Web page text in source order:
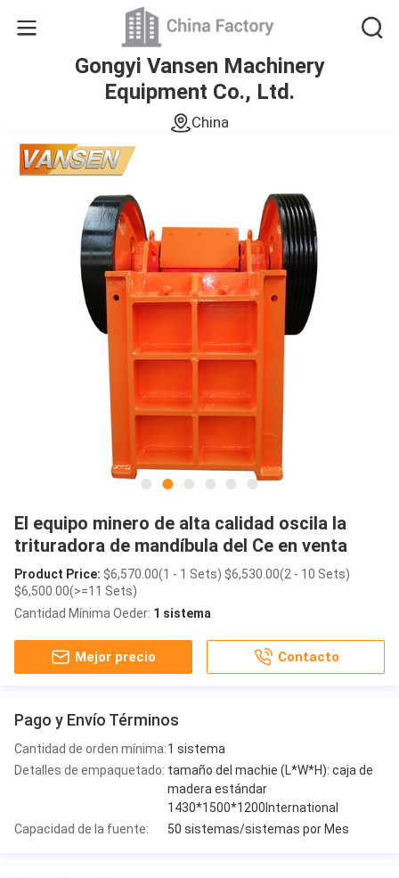
Gongyi Vansen Machinery
Equipment Co., Ltd.
China
El equipo minero de alta calidad oscila la
trituradora de mandíbula del Ce en venta
Product Price: $6,570.00(1 - 1 Sets) $6,530.00(2 - 10 Sets)
$6,500.00(>=11 Sets)
Cantidad Mínima Oeder: 1 sistema
Mejor precio Contacto
Pago y Envío Términos
Cantidad de orden mínima:1 sistema
Detalles de empaquetado: tamaño del machie (L*W*H): caja de
madera estándar
1430*1500*1200International
Capacidad de la fuente:
50 sistemas/sistemas por Mes